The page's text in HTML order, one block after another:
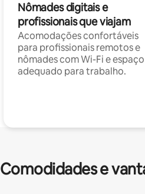
Nômades digitais e
profissionais que viajam
Acomodações confortáveis
para profissionais remotos e
nômades com Wi-Fi e espaço
adequado para trabalho.
Comodidades e